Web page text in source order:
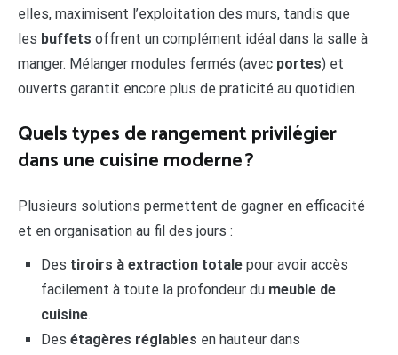
elles, maximisent l’exploitation des murs, tandis que
les buffets offrent un complément idéal dans la salle à
manger. Mélanger modules fermés (avec portes) et
ouverts garantit encore plus de praticité au quotidien.
Quels types de rangement privilégier
dans une cuisine moderne ?
Plusieurs solutions permettent de gagner en efficacité
et en organisation au fil des jours :
Des tiroirs à extraction totalepour avoir accès
facilement à toute la profondeur du meuble de
cuisine.
Des étagères réglables en hauteur dans